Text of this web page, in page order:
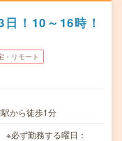
！10～16時！
・リモート
から徒歩1分
必ず勤務する曜日：